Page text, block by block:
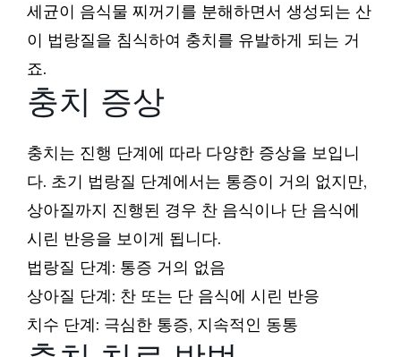
세균이 음식물 찌꺼기를 분해하면서 생성되는 산
이 법랑질을 침식하여 충치를 유발하게 되는 거
죠.
충치 증상
충치는 진행 단계에 따라 다양한 증상을 보입니
다. 초기 법랑질 단계에서는 통증이 거의 없지만,
상아질까지 진행된 경우 찬 음식이나 단 음식에
시린 반응을 보이게 됩니다.
법랑질 단계: 통증 거의 없음
상아질 단계: 찬 또는 단 음식에 시린 반응
치수 단계: 극심한 통증, 지속적인 동통